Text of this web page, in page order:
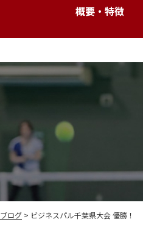
概要・特徴
ブログ > ビジネスパル千葉県大会 優勝！